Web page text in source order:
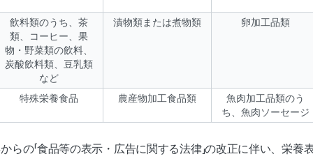
飲料類のうち、茶
類、コーヒー、果
物・野菜類の飲料、
炭酸飲料類、豆乳類
など
漬物類または煮物類 卵加工品類
特殊栄養食品 農産物加工食品類
魚肉加工品類のう
ち、魚肉ソーセージ
らの「食品等の表示・広告に関する法律」の改正に伴い、栄養